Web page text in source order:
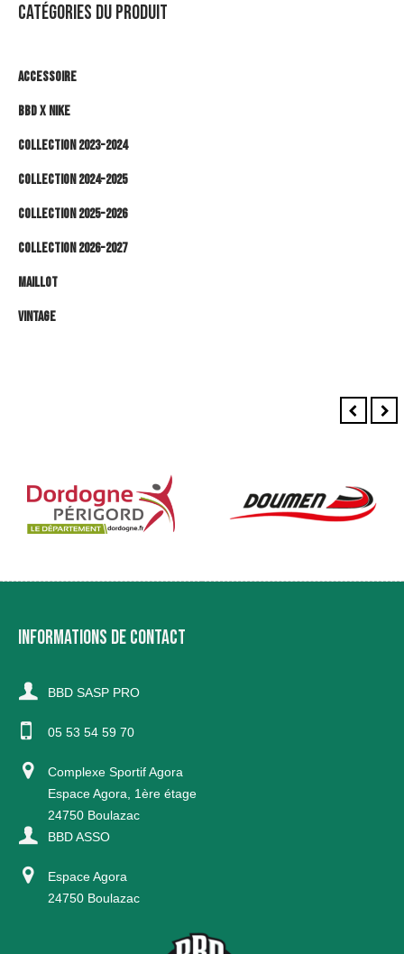
CATÉGORIES DU PRODUIT
Accessoire
BBD x NIKE
Collection 2023-2024
Collection 2024-2025
Collection 2025-2026
Collection 2026-2027
Maillot
Vintage
INFORMATIONS DE CONTACT
BBD SASP PRO
05 53 54 59 70
Complexe Sportif Agora
Espace Agora, 1ère étage
24750 Boulazac
BBD ASSO
Espace Agora
24750 Boulazac